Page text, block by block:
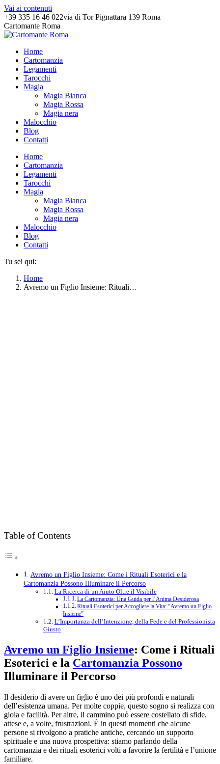
Vai ai contenuti
+39 335 16 46 022via di Tor Pignattara 139 Roma
Cartomante Roma
Home
Cartomanzia
Legamenti
Tarocchi
Magia
Magia Bianca
Magia Rossa
Magia nera
Malocchio
Blog
Contatti
Home
Cartomanzia
Legamenti
Tarocchi
Magia
Magia Bianca
Magia Rossa
Magia nera
Malocchio
Blog
Contatti
Tu sei qui:
Home
Avremo un Figlio Insieme: Rituali…
Table of Contents
Avremo un Figlio Insieme: Come i Rituali Esoterici e la
Cartomanzia Possono Illuminare il Percorso
La Ricerca di un Aiuto Oltre il Visibile
La Cartomanzia: Una Guida per l’Anima Desiderosa
Rituali Esoterici per Accogliere la Vita: “Avremo un Figlio
Insieme”
L’Importanza dell’Intenzione, della Fede e del Professionista
Giusto
Avremo un Figlio Insieme: Come i Rituali
Esoterici e la Cartomanzia Possono
Illuminare il Percorso
Il desiderio di avere un figlio è uno dei più profondi e naturali
dell’esistenza umana. Per molte coppie, questo sogno si realizza con
gioia e facilità. Per altre, il cammino può essere costellato di sfide,
attese e, a volte, frustrazioni. È in questi momenti che alcune
persone si rivolgono a pratiche antiche, cercando un supporto
spirituale e una nuova prospettiva: stiamo parlando della
cartomanzia e dei rituali esoterici volti a favorire la fertilità e l’unione
familiare.